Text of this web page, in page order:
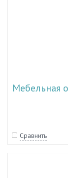
Мебельная
Сравнить